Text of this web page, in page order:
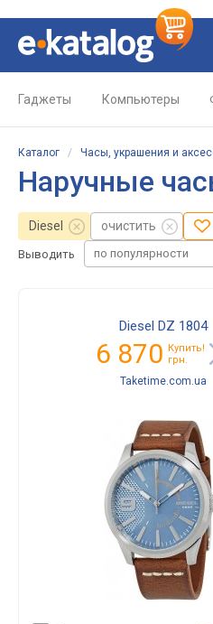
Гаджеты Компьютеры
Каталог / Часы, украшения и
Наручные
Diesel очистить
Выводить по популярности
Diesel DZ 1804
6 870 Купить!
грн.
Taketime.com.ua